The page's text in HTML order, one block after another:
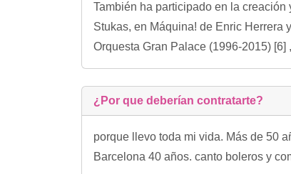
También ha participado en la
Stukas, en Máquina! de Enric Herrera
Orquesta Gran Palace (1996-2015)
¿Por que deberían contratarte?
porque llevo toda mi vida. Más de 50
Barcelona 40 años. canto boleros y